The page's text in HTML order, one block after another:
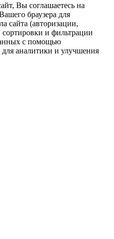
Вы соглашаетесь на
браузера для
сайта (авторизации,
сортировки и фильтрации
с помощью
аналитики и улучшения